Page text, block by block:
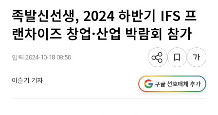
족발신선생, 2024 하반기 IFS 프
랜차이즈 창업·산업 박람회 참가
입력 2024-10-18 08:50
이슬기 기자 구글 선호매체 추가